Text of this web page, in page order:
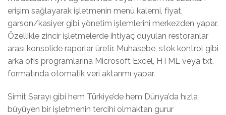
erişim sağlayarak işletmenin menü kalemi, fiyat,
garson/kasiyer gibi yönetim işlemlerini merkezden yapar.
Özellikle zincir işletmelerde ihtiyaç duyulan restoranlar
arası konsolide raporlar üretir. Muhasebe, stok kontrol gibi
arka ofis programlarına Microsoft Excel, HTML veya txt,
formatında otomatik veri aktarımı yapar.
Simit Sarayı gibi hem Türkiye’de hem Dünya’da hızla
büyüyen bir işletmenin tercihi olmaktan gurur